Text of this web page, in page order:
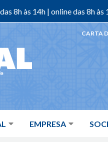
8h às 14h | online das 8h às
EMPRESA
CARTA